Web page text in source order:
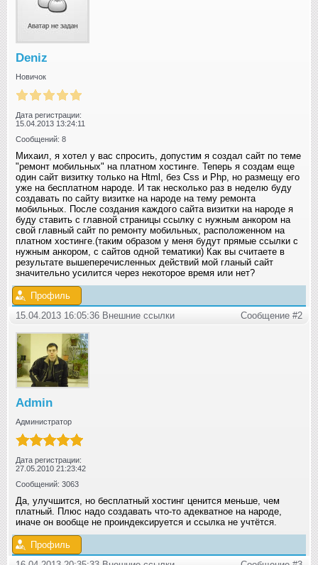
Deniz
Новичок
Дата регистрации:
15.04.2013 13:24:11
Сообщений: 8
Михаил, я хотел у вас спросить, допустим я создал сайт по теме
"ремонт мобильных" на платном хостинге. Теперь я создам еще
один сайт визитку только на Html, без Css и Php, но размещу его
уже на бесплатном народе. И так несколько раз в неделю буду
создавать по сайту визитке на народе на тему ремонта
мобильных. После создания каждого сайта визитки на народе я
буду ставить с главной страницы ссылку с нужным анкором на
свой главный сайт по ремонту мобильных, расположенном на
платном хостинге.(таким образом у меня будут прямые ссылки с
нужным анкором, с сайтов одной тематики) Как вы считаете в
результате вышеперечисленных действий мой гланый сайт
значительно усилится через некоторое время или нет?
Профиль
15.04.2013 16:05:36 Внешние ссылки
Сообщение #2
Admin
Администратор
Дата регистрации:
27.05.2010 21:23:42
Сообщений: 3063
Да, улучшится, но бесплатный хостинг ценится меньше, чем
платный. Плюс надо создавать что-то адекватное на народе,
иначе он вообще не проиндексируется и ссылка не учтётся.
Профиль